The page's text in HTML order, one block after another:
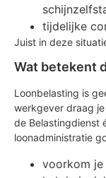
tijdelijke
Juist in deze
Wat betekent
Loonbelasting is
werkgever draag
de Belastingdienst
loonadministratie
voorkom je